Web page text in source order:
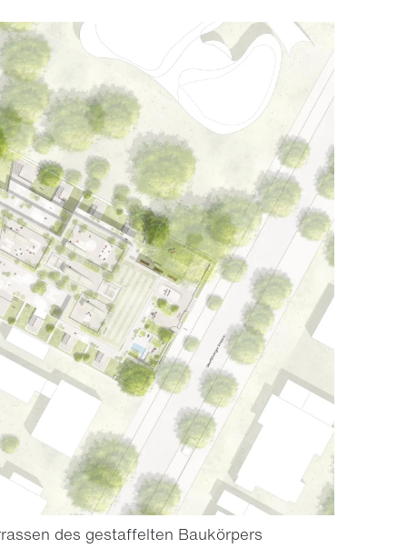
des gestaffelten Baukörpers